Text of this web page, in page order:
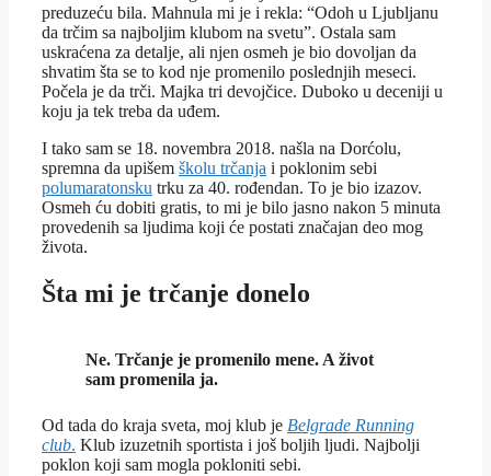
preduzeću bila. Mahnula mi je i rekla: “Odoh u Ljubljanu
da trčim sa najboljim klubom na svetu”. Ostala sam
uskraćena za detalje, ali njen osmeh je bio dovoljan da
shvatim šta se to kod nje promenilo poslednjih meseci.
Počela je da trči. Majka tri devojčice. Duboko u deceniji u
koju ja tek treba da uđem.
I tako sam se 18. novembra 2018. našla na Dorćolu,
spremna da upišem školu trčanja i poklonim sebi
polumaratonsku trku za 40. rođendan. To je bio izazov.
Osmeh ću dobiti gratis, to mi je bilo jasno nakon 5 minuta
provedenih sa ljudima koji će postati značajan deo mog
života.
Šta mi je trčanje donelo
Ne. Trčanje je promenilo mene. A život
sam promenila ja.
Od tada do kraja sveta, moj klub je Belgrade Running
club. Klub izuzetnih sportista i još boljih ljudi. Najbolji
poklon koji sam mogla pokloniti sebi.